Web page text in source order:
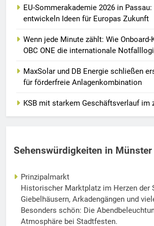
EU-Sommerakademie 2026 in
entwickeln Ideen für Europas Zukunft
Wenn jede Minute zählt: Wie
OBC ONE die internationale
MaxSolar und DB Energie schließen
für förderfreie Anlagenkombination
KSB mit starkem Geschäftsverlauf im
Sehenswürdigkeiten in Münster
Prinzipalmarkt
Historischer Marktplatz im Herzen der
Giebelhäusern, Arkadengängen und
Besonders schön: Die
Atmosphäre bei Stadtfesten.